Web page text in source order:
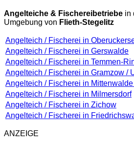
Angelteiche & Fischereibetriebe in
Umgebung von Flieth-Stegelitz
Angelteich / Fischerei in
Angelteich / Fischerei in Gerswalde
Angelteich / Fischerei in Temmen-
Angelteich / Fischerei in Gramzow /
Angelteich / Fischerei in Mittenwalde
Angelteich / Fischerei in Milmersdorf
Angelteich / Fischerei in Zichow
Angelteich / Fischerei in
ANZEIGE